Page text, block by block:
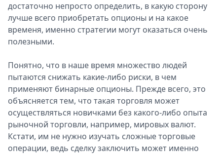
достаточно непросто определить, в какую сторону
лучше всего приобретать опционы и на какое
временя, именно стратегии могут оказаться очень
полезными.
Понятно, что в наше время множество людей
пытаются снижать какие-либо риски, в чем
применяют бинарные опционы. Прежде всего, это
объясняется тем, что такая торговля может
осуществляться новичками без какого-либо опыта
рыночной торговли, например, мировых валют.
Кстати, им не нужно изучать сложные торговые
операции, ведь сделку заключить может именно